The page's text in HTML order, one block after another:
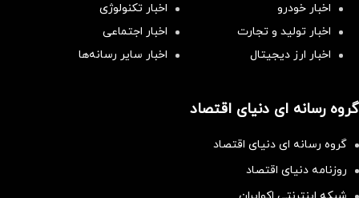
اخبار خودرو
اخبار تکنولوژی
اخبار تولید و تجارت
اخبار اجتماعی
اخبار ارز دیجیتال
اخبار سایر رسانه‌‌ها
گروه رسانه ای دنیای اقتصاد
گروه رسانه ای دنیای اقتصاد
روزنامه دنیای اقتصاد